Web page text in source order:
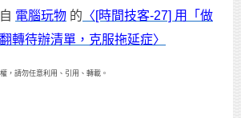
電腦玩物 的 〈[時間技客-27] 用「做
轉待辦清單，克服拖延症〉
，請勿任意利用、引用、轉載。